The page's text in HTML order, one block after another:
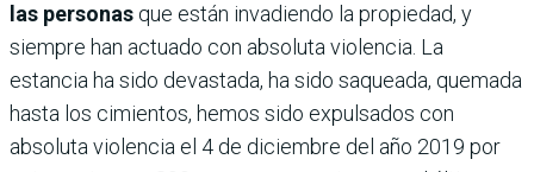
las personas que están invadiendo la propiedad, y
siempre han actuado con absoluta violencia. La
estancia ha sido devastada, ha sido saqueada, quemada
hasta los cimientos, hemos sido expulsados con
absoluta violencia el 4 de diciembre del año 2019 por